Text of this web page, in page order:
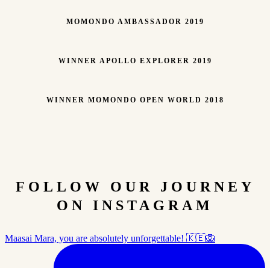
MOMONDO AMBASSADOR 2019
WINNER APOLLO EXPLORER 2019
WINNER MOMONDO OPEN WORLD 2018
FOLLOW OUR JOURNEY
ON INSTAGRAM
Maasai Mara, you are absolutely unforgettable! 🇰🇪🦁